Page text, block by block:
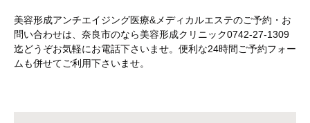
美容形成アンチエイジング医療&メディカルエステのご予約・お
問い合わせは、奈良市のなら美容形成クリニック0742-27-1309
迄どうぞお気軽にお電話下さいませ。便利な24時間ご予約フォー
ムも併せてご利用下さいませ。